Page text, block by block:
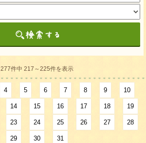
277件中 217～225件を表示
4 5 6 7 8 9 10
14 15 16 17 18 19
23 24 25 26 27 28
29 30 31